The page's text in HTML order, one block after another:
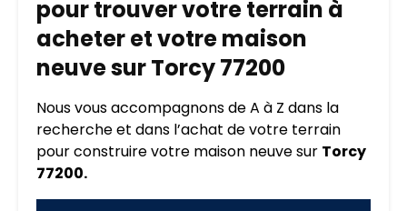
pour trouver votre terrain à
acheter et votre maison
neuve sur Torcy 77200
Nous vous accompagnons de A à Z dans la
recherche et dans l’achat de votre terrain
pour construire votre maison neuve sur Torcy
77200.